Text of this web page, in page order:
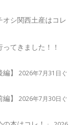
オシ関西土産はコレ
てきました！！
】
2026年7月31日ぐ
】
2026年7月30日ぐ